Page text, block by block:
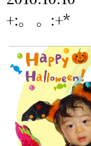
+:。 。:+*